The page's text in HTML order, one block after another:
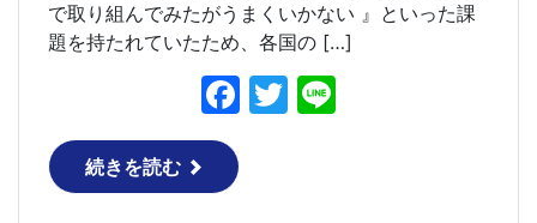
で取り組んでみたがうまくいかない 』といった課
題を持たれていたため、各国の […]
F T
続きを読む